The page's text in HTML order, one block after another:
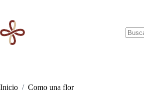
contenido
Inicio / Como una flor